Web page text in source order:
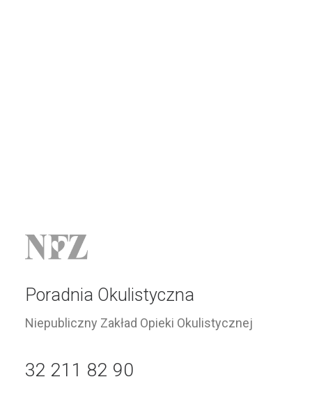
Poradnia Okulistyczna
Niepubliczny Zakład Opieki Okulistycznej
32 211 82 90